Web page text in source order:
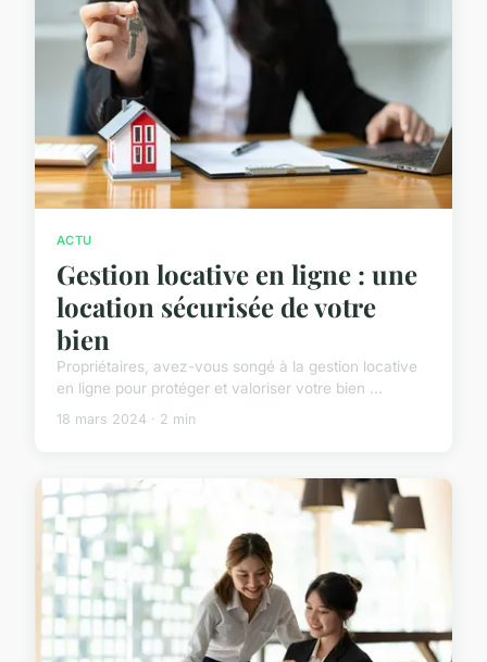
ACTU
Gestion locative en ligne : une
location sécurisée de votre
bien
Propriétaires, avez-vous songé à la gestion locative
en ligne pour protéger et valoriser votre bien ...
18 mars 2024 · 2 min